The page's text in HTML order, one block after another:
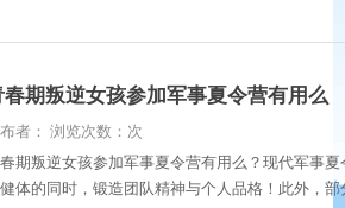
春期叛逆女孩参加军事夏令营有用么
者： 浏览次数：次
期叛逆女孩参加军事夏令营有用么？现代军事
体的同时，锻造团队精神与个人品格！此外，